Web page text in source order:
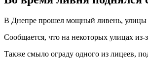
В Днепре прошел мощный ливень, улицы
Сообщается, что на некоторых улицах
Также смыло ограду одного из лицеев,